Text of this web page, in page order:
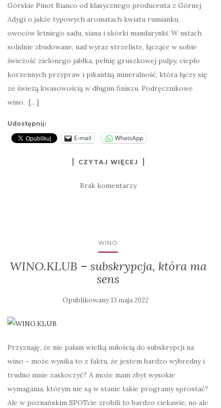
Górskie Pinot Bianco od klasycznego producenta z Górnej
Adygi o jakże typowych aromatach kwiatu rumianku,
owoców letniego sadu, siana i skórki mandarynki. W ustach
solidnie zbudowane, nad wyraz strzeliste, łączące w sobie
świeżość zielonego jabłka, pełnię gruszkowej pulpy, ciepło
korzennych przypraw i pikantną mineralność, która łączy się
ze świeżą kwasowością w długim finiszu. Podręcznikowe
wino. […]
Udostępnij:
E-mail WhatsApp
CZYTAJ WIĘCEJ
Brak komentarzy
WINO
WINO.KLUB – subskrypcja, która ma
sens
Opublikowany13 maja 2022
Przyznaję, że nie pałam wielką miłością do subskrypcji na
wino – może wynika to z faktu, że jestem bardzo wybredny i
trudno mnie zaskoczyć? A może mam zbyt wysokie
wymagania, którym nie są w stanie takie programy sprostać?
Ale w poznańskim SPOTcie zrobili to bardzo ciekawie, no ale